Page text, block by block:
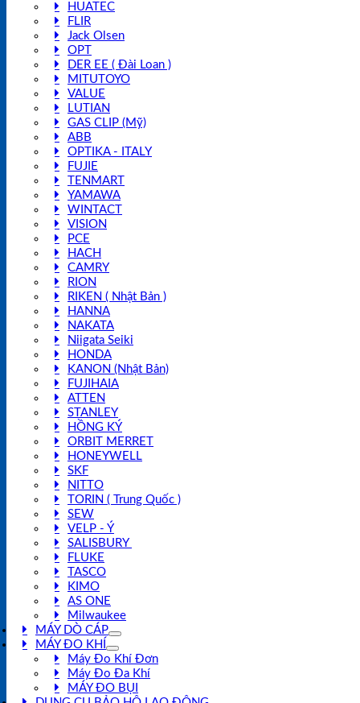
HUATEC
FLIR
Jack Olsen
OPT
DER EE ( Đài Loan )
MITUTOYO
VALUE
LUTIAN
GAS CLIP (Mỹ)
ABB
OPTIKA - ITALY
FUJIE
TENMART
YAMAWA
WINTACT
VISION
PCE
HACH
CAMRY
RION
RIKEN ( Nhật Bản )
HANNA
NAKATA
Niigata Seiki
HONDA
KANON (Nhật Bản)
FUJIHAIA
ATTEN
STANLEY
HỒNG KÝ
ORBIT MERRET
HONEYWELL
SKF
NITTO
TORIN ( Trung Quốc )
SEW
VELP - Ý
SALISBURY
FLUKE
TASCO
KIMO
AS ONE
Milwaukee
MÁY DÒ CÁP
MÁY ĐO KHÍ
Máy Đo Khí Đơn
Máy Đo Đa Khí
MÁY ĐO BỤI